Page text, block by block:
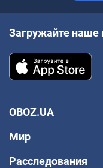
Загружайте наше
OBOZ.UA
Мир
Расследования